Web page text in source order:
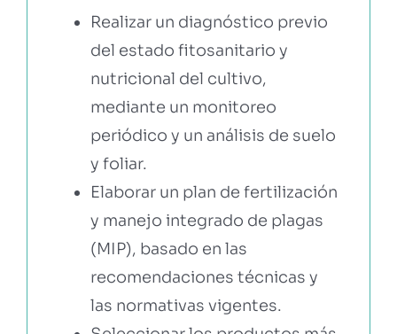
Realizar un diagnóstico previo
del estado fitosanitario y
nutricional del cultivo,
mediante un monitoreo
periódico y un análisis de suelo
y foliar.
Elaborar un plan de fertilización
y manejo integrado de plagas
(MIP), basado en las
recomendaciones técnicas y
las normativas vigentes.